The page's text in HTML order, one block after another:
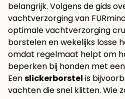
belangrijk. Volgens degids
vachtverzorging van
optimale vachtverzorging
borstelen en wekelijks losse
omdat regelmaat helpt om
beperken bij honden met
Eenslickerborstel is
vachten die snel klitten. Wie